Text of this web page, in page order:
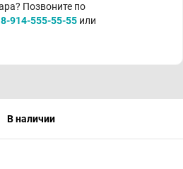
Позвоните по
8-914-555-55-55 или
В наличии